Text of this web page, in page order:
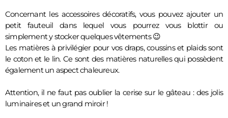
Concernant les accessoires décoratifs, vous pouvez ajouter un
petit fauteuil dans lequel vous pourrez vous blottir ou
simplement y stocker quelques vêtements 😉
Les matières à privilégier pour vos draps, coussins et plaids sont
le coton et le lin. Ce sont des matières naturelles qui possèdent
également un aspect chaleureux.
Attention, il ne faut pas oublier la cerise sur le gâteau : des jolis
luminaires et un grand miroir !